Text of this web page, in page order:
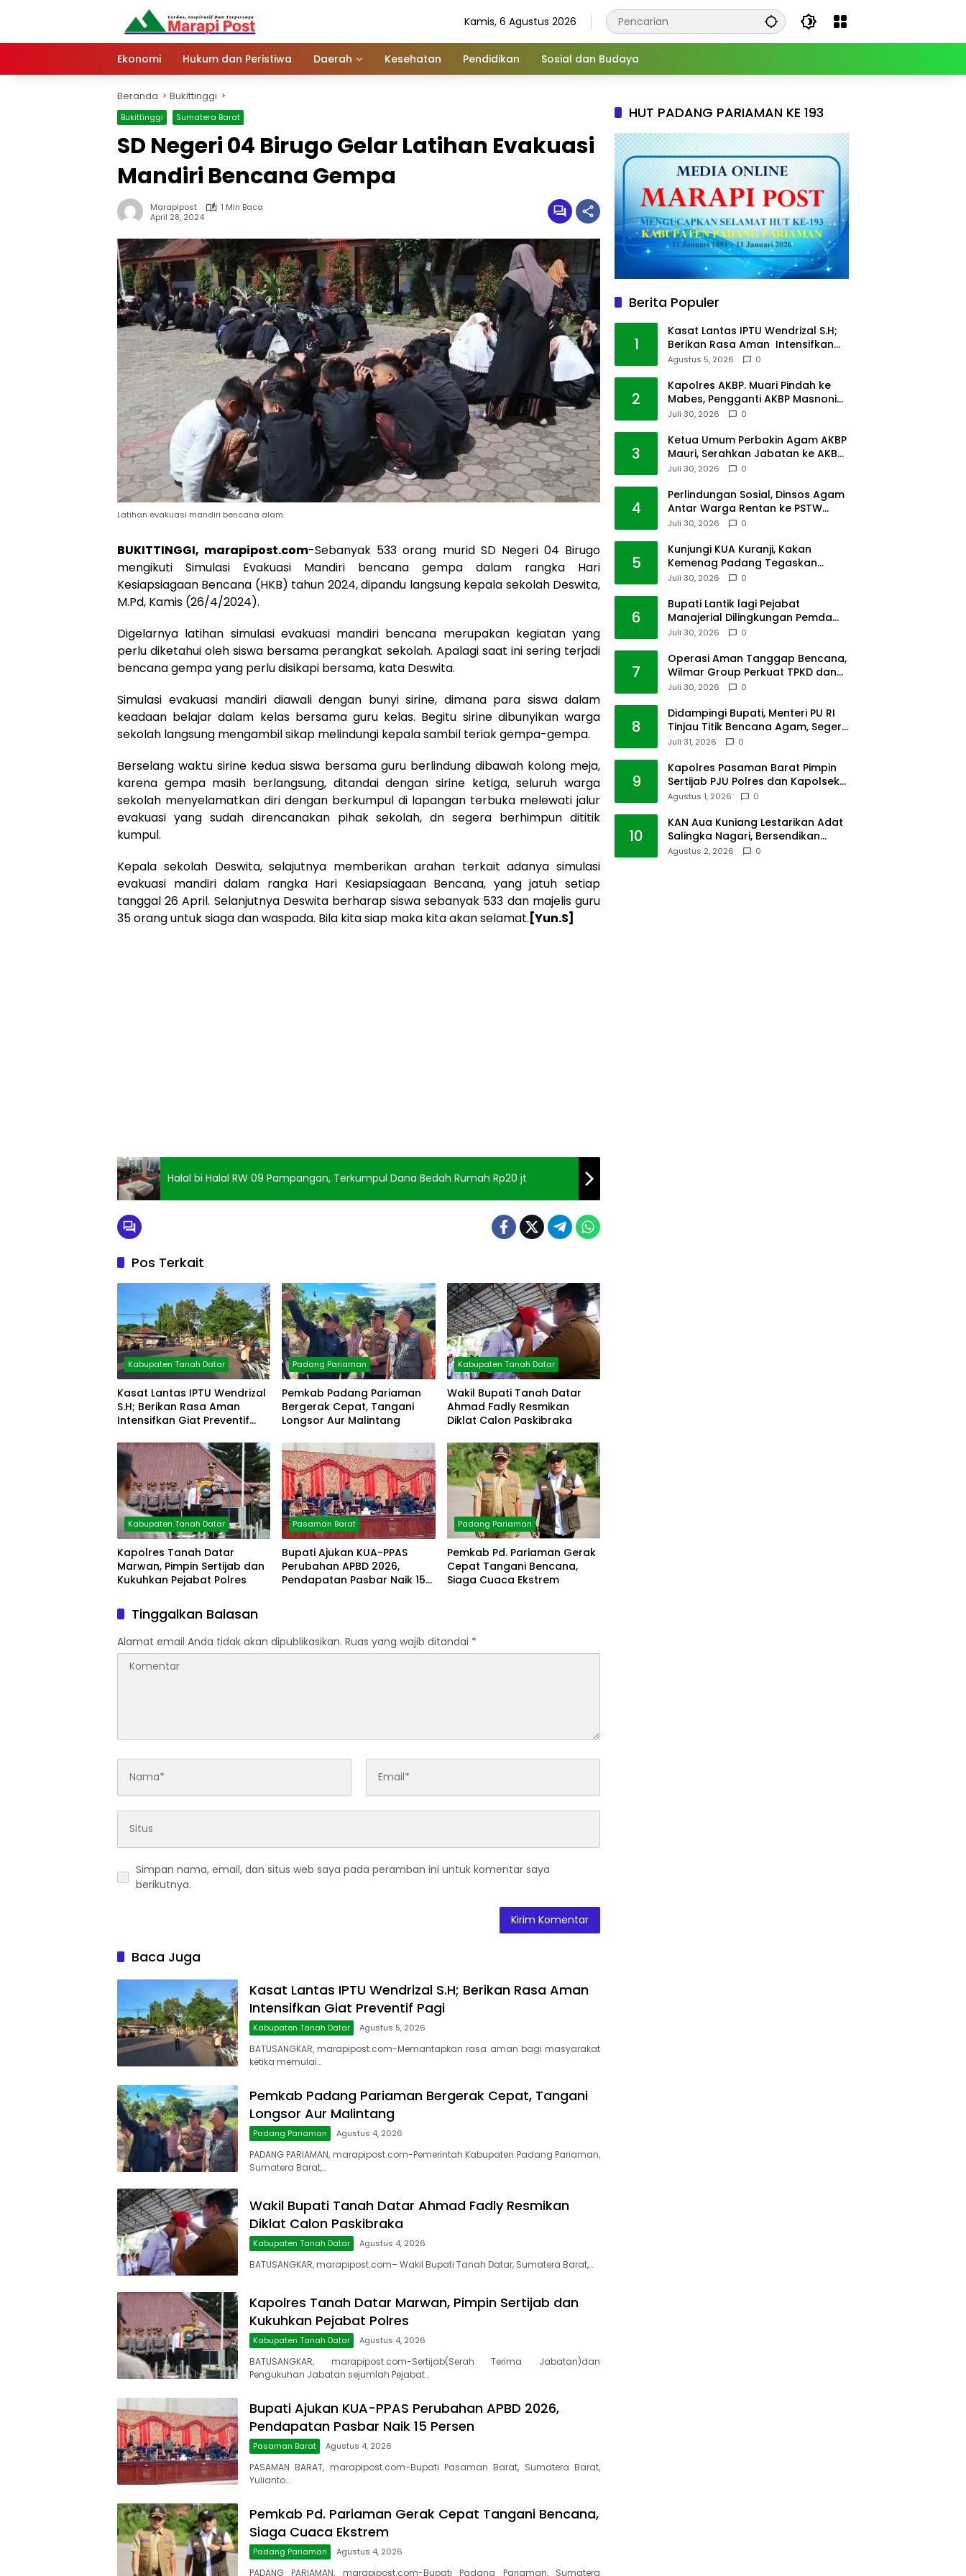
Kamis, 6 Agustus 2026
Ekonomi Hukum dan Peristiwa Daerah Kesehatan Pendidikan Sosial dan Budaya
Beranda Bukittinggi
Bukittinggi Sumatera Barat
SD Negeri 04 Birugo Gelar Latihan Evakuasi
Mandiri Bencana Gempa
Marapipost
1 Min Baca
April 28, 2024
Latihan evakuasi mandiri bencana alam.
BUKITTINGGI, marapipost.com-Sebanyak 533 orang murid SD Negeri 04 Birugo
mengikuti Simulasi Evakuasi Mandiri bencana gempa dalam rangka Hari
Kesiapsiagaan Bencana (HKB) tahun 2024, dipandu langsung kepala sekolah Deswita,
M.Pd, Kamis (26/4/2024).
Digelarnya latihan simulasi evakuasi mandiri bencana merupakan kegiatan yang
perlu diketahui oleh siswa bersama perangkat sekolah. Apalagi saat ini sering terjadi
bencana gempa yang perlu disikapi bersama, kata Deswita.
Simulasi evakuasi mandiri diawali dengan bunyi sirine, dimana para siswa dalam
keadaan belajar dalam kelas bersama guru kelas. Begitu sirine dibunyikan warga
sekolah langsung mengambil sikap melindungi kepala sambil teriak gempa-gempa.
Berselang waktu sirine kedua siswa bersama guru berlindung dibawah kolong meja,
karena gempa masih berlangsung, ditandai dengan sirine ketiga, seluruh warga
sekolah menyelamatkan diri dengan berkumpul di lapangan terbuka melewati jalur
evakuasi yang sudah direncanakan pihak sekolah, dn segera berhimpun dititik
kumpul.
Kepala sekolah Deswita, selajutnya memberikan arahan terkait adanya simulasi
evakuasi mandiri dalam rangka Hari Kesiapsiagaan Bencana, yang jatuh setiap
tanggal 26 April. Selanjutnya Deswita berharap siswa sebanyak 533 dan majelis guru
35 orang untuk siaga dan waspada. Bila kita siap maka kita akan selamat. [Yun.S]
Halal bi Halal RW 09 Pampangan, Terkumpul Dana Bedah Rumah Rp20 jt
Pos Terkait
Kabupaten Tanah Datar
Kasat Lantas IPTU Wendrizal
S.H; Berikan Rasa Aman
Intensifkan Giat Preventif
Padang Pariaman
Pemkab Padang Pariaman
Bergerak Cepat, Tangani
Longsor Aur Malintang
Kabupaten Tanah Datar
Wakil Bupati Tanah Datar
Ahmad Fadly Resmikan
Diklat Calon Paskibraka
Kabupaten Tanah Datar
Kapolres Tanah Datar
Marwan, Pimpin Sertijab dan
Kukuhkan Pejabat Polres
Pasaman Barat
Bupati Ajukan KUA-PPAS
Perubahan APBD 2026,
Pendapatan Pasbar Naik 15
Padang Pariaman
Pemkab Pd. Pariaman Gerak
Cepat Tangani Bencana,
Siaga Cuaca Ekstrem
Tinggalkan Balasan
Alamat email Anda tidak akan dipublikasikan. Ruas yang wajib ditandai *
Simpan nama, email, dan situs web saya pada peramban ini untuk komentar saya
berikutnya.
Baca Juga
Kasat Lantas IPTU Wendrizal S.H; Berikan Rasa Aman
Intensifkan Giat Preventif Pagi
Kabupaten Tanah Datar Agustus 5, 2026
BATUSANGKAR, marapipost.com-Memantapkan rasa aman bagi masyarakat
ketika memulai…
Pemkab Padang Pariaman Bergerak Cepat, Tangani
Longsor Aur Malintang
Padang Pariaman Agustus 4, 2026
PADANG PARIAMAN, marapipost.com-Pemerintah Kabupaten Padang Pariaman,
Sumatera Barat,…
Wakil Bupati Tanah Datar Ahmad Fadly Resmikan
Diklat Calon Paskibraka
Kabupaten Tanah Datar Agustus 4, 2026
BATUSANGKAR, marapipost.com– Wakil Bupati Tanah Datar, Sumatera Barat,…
Kapolres Tanah Datar Marwan, Pimpin Sertijab dan
Kukuhkan Pejabat Polres
Kabupaten Tanah Datar Agustus 4, 2026
BATUSANGKAR, marapipost.com-Sertijab(Serah Terima Jabatan)dan
Pengukuhan Jabatan sejumlah Pejabat…
Bupati Ajukan KUA-PPAS Perubahan APBD 2026,
Pendapatan Pasbar Naik 15 Persen
Pasaman Barat Agustus 4, 2026
PASAMAN BARAT, marapipost.com-Bupati Pasaman Barat, Sumatera Barat,
Yulianto…
Pemkab Pd. Pariaman Gerak Cepat Tangani Bencana,
Siaga Cuaca Ekstrem
Padang Pariaman Agustus 4, 2026
PADANG PARIAMAN, marapipost.com-Bupati Padang Pariaman, Sumatera
HUT PADANG PARIAMAN KE 193
Berita Populer
1
Kasat Lantas IPTU Wendrizal S.H;
Berikan Rasa Aman Intensifkan
Giat Preventif Pagi
Agustus 5, 2026 0
2
Kapolres AKBP. Muari Pindah ke
Mabes, Pengganti AKBP Masnoni
dari Mabes
Juli 30, 2026 0
3
Ketua Umum Perbakin Agam AKBP
Mauri, Serahkan Jabatan ke AKBP
Masnoni
Juli 30, 2026 0
4
Perlindungan Sosial, Dinsos Agam
Antar Warga Rentan ke PSTW
Batusangkar
Juli 30, 2026 0
5
Kunjungi KUA Kuranji, Kakan
Kemenag Padang Tegaskan
Terapkan Disiplin Kerja
Juli 30, 2026 0
6
Bupati Lantik lagi Pejabat
Manajerial Dilingkungan Pemda
Tanah Datar
Juli 30, 2026 0
7
Operasi Aman Tanggap Bencana,
Wilmar Group Perkuat TPKD dan
Masyarakat
Juli 30, 2026 0
8
Didampingi Bupati, Menteri PU RI
Tinjau Titik Bencana Agam, Segera
Dipulihkan
Juli 31, 2026 0
9
Kapolres Pasaman Barat Pimpin
Sertijab PJU Polres dan Kapolsek
Sungai Beremas
Agustus 1, 2026 0
10
KAN Aua Kuniang Lestarikan Adat
Salingka Nagari, Bersendikan
Kitabullah
Agustus 2, 2026 0